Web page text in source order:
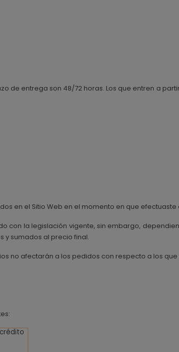
de entrega son 48/72 horas. Los que entren a
en el Sitio Web en el momento en que
con la legislación vigente, sin embargo,
y sumados al precio final.
no afectarán a los pedidos con respecto a los